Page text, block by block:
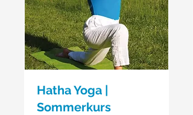
Hatha Yoga |
Sommerkurs